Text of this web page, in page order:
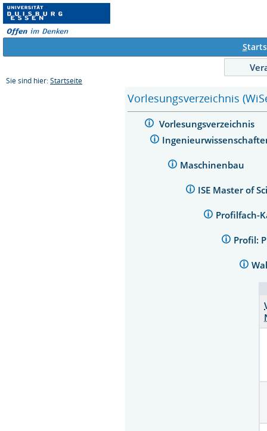
S
Sie sind hier: Startseite
Vorlesungsverzeichnis
Vorlesungsverzeichnis
Maschinenbau
ISE Master of
Profilfach-
Profil: